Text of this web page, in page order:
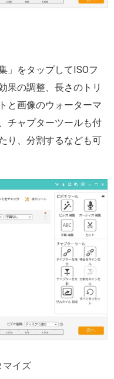
」をタップしてISOフ
果の調整、長さのトリ
と画像のウォーターマ
チャプターツールも付
り、分割するなども可
マイズ